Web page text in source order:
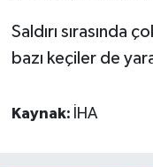
Saldırı sırasında
bazı keçiler de
Kaynak: İHA